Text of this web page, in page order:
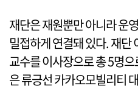
재단은 재원뿐만 아니라 운
밀접하게 연결돼 있다. 재
교수를 이사장으로 총 5명
은 류긍선 카카오모빌리티